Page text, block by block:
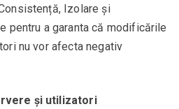
Izolare și
pentru a garanta că modificările
nu vor afecta negativ
și utilizatori